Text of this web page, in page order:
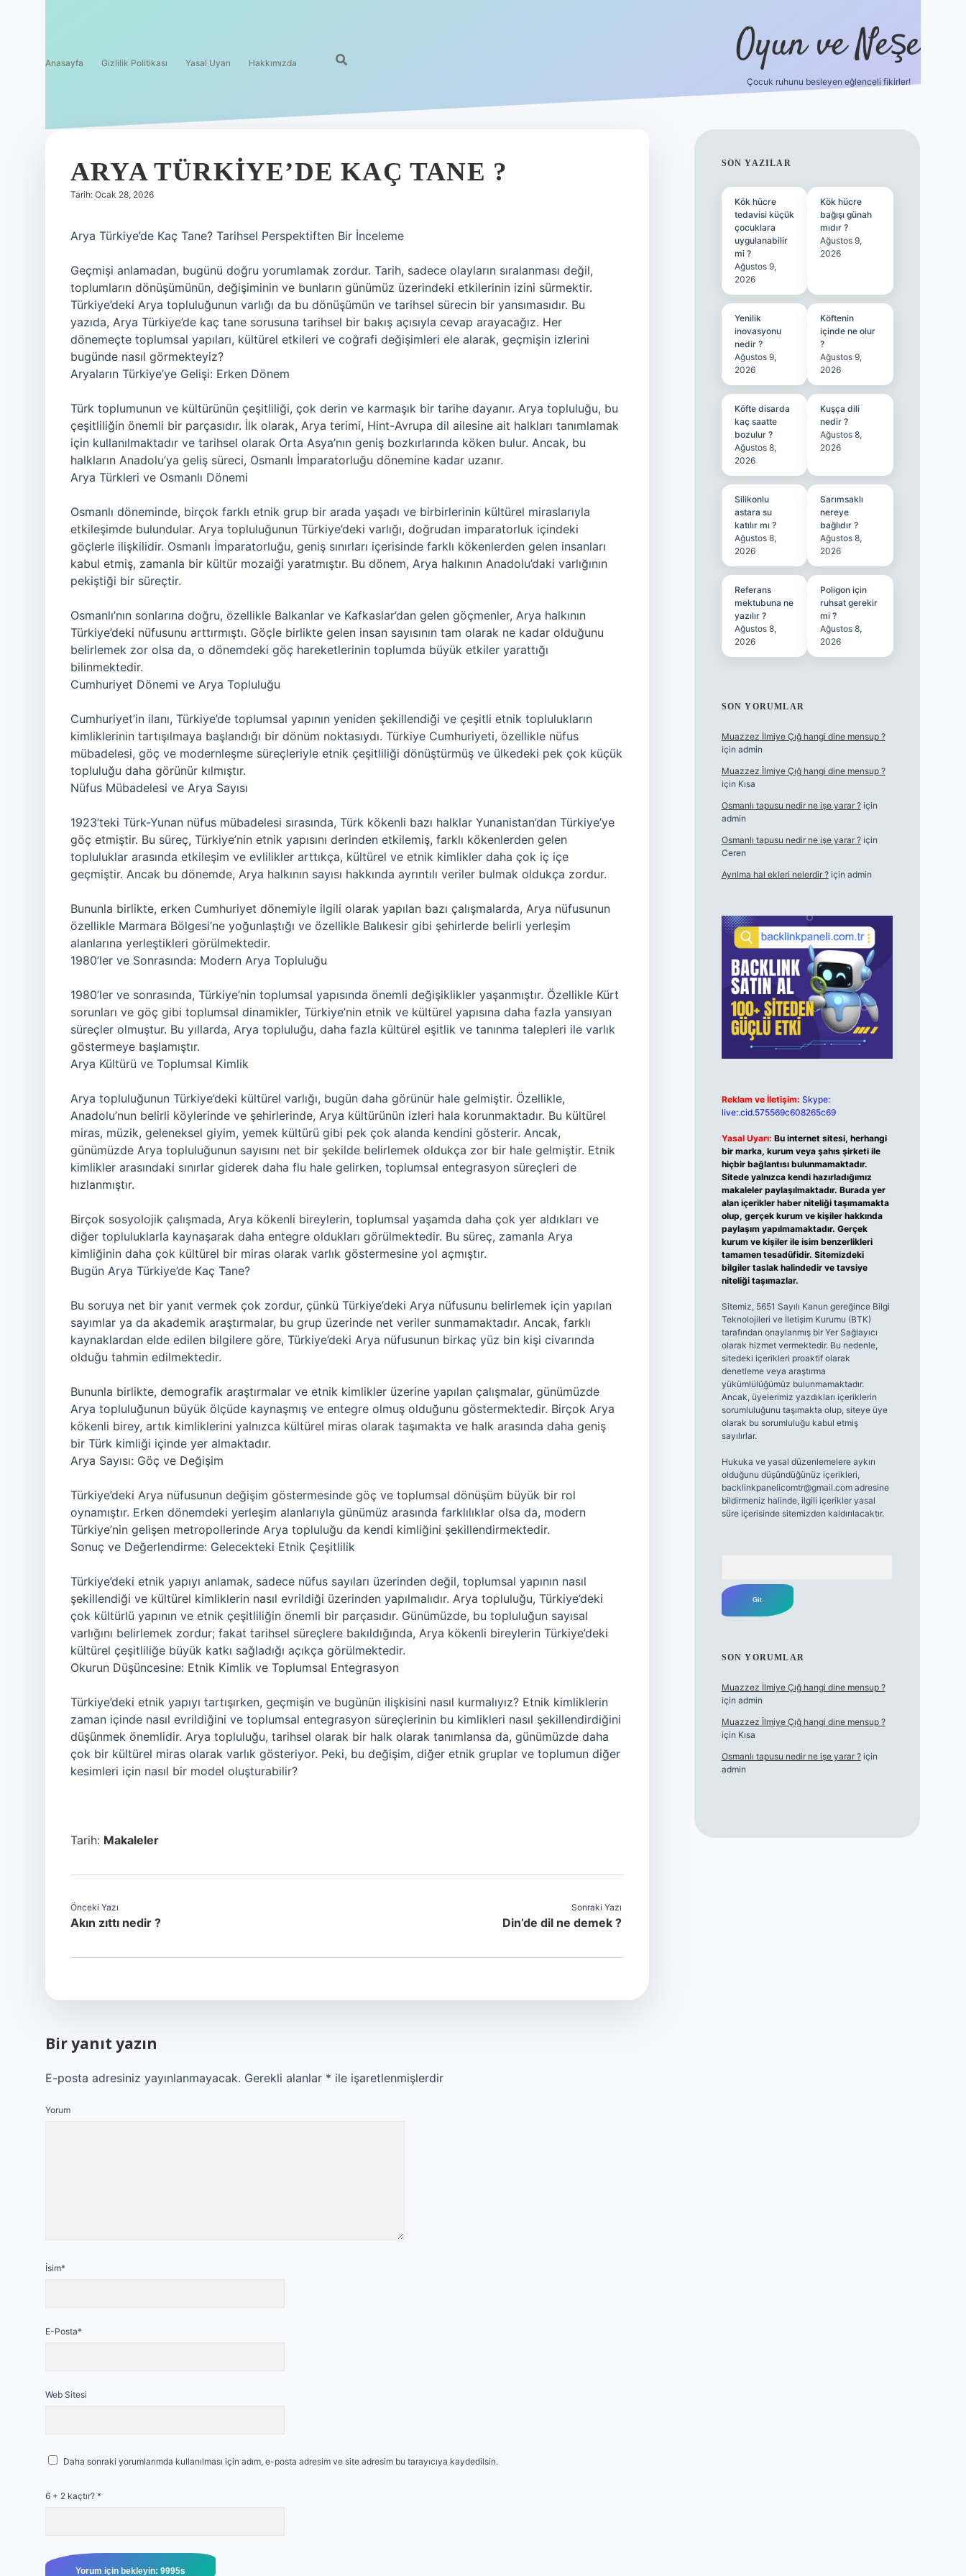
Anasayfa Gizlilik Politikası Yasal Uyarı Hakkımızda Oyun ve Neşe
Çocuk ruhunu besleyen eğlenceli fikirler!
ARYA TÜRKIYE’DE KAÇ TANE ?
Tarih: Ocak 28, 2026
Arya Türkiye’de Kaç Tane? Tarihsel Perspektiften Bir İnceleme
Geçmişi anlamadan, bugünü doğru yorumlamak zordur. Tarih, sadece olayların sıralanması değil,
toplumların dönüşümünün, değişiminin ve bunların günümüz üzerindeki etkilerinin izini sürmektir.
Türkiye’deki Arya topluluğunun varlığı da bu dönüşümün ve tarihsel sürecin bir yansımasıdır. Bu
yazıda, Arya Türkiye’de kaç tane sorusuna tarihsel bir bakış açısıyla cevap arayacağız. Her
dönemeçte toplumsal yapıları, kültürel etkileri ve coğrafi değişimleri ele alarak, geçmişin izlerini
bugünde nasıl görmekteyiz?
Aryaların Türkiye’ye Gelişi: Erken Dönem
Türk toplumunun ve kültürünün çeşitliliği, çok derin ve karmaşık bir tarihe dayanır. Arya topluluğu, bu
çeşitliliğin önemli bir parçasıdır. İlk olarak, Arya terimi, Hint-Avrupa dil ailesine ait halkları tanımlamak
için kullanılmaktadır ve tarihsel olarak Orta Asya’nın geniş bozkırlarında köken bulur. Ancak, bu
halkların Anadolu’ya geliş süreci, Osmanlı İmparatorluğu dönemine kadar uzanır.
Arya Türkleri ve Osmanlı Dönemi
Osmanlı döneminde, birçok farklı etnik grup bir arada yaşadı ve birbirlerinin kültürel miraslarıyla
etkileşimde bulundular. Arya topluluğunun Türkiye’deki varlığı, doğrudan imparatorluk içindeki
göçlerle ilişkilidir. Osmanlı İmparatorluğu, geniş sınırları içerisinde farklı kökenlerden gelen insanları
kabul etmiş, zamanla bir kültür mozaiği yaratmıştır. Bu dönem, Arya halkının Anadolu’daki varlığının
pekiştiği bir süreçtir.
Osmanlı’nın sonlarına doğru, özellikle Balkanlar ve Kafkaslar’dan gelen göçmenler, Arya halkının
Türkiye’deki nüfusunu arttırmıştı. Göçle birlikte gelen insan sayısının tam olarak ne kadar olduğunu
belirlemek zor olsa da, o dönemdeki göç hareketlerinin toplumda büyük etkiler yarattığı
bilinmektedir.
Cumhuriyet Dönemi ve Arya Topluluğu
Cumhuriyet’in ilanı, Türkiye’de toplumsal yapının yeniden şekillendiği ve çeşitli etnik toplulukların
kimliklerinin tartışılmaya başlandığı bir dönüm noktasıydı. Türkiye Cumhuriyeti, özellikle nüfus
mübadelesi, göç ve modernleşme süreçleriyle etnik çeşitliliği dönüştürmüş ve ülkedeki pek çok küçük
topluluğu daha görünür kılmıştır.
Nüfus Mübadelesi ve Arya Sayısı
1923’teki Türk-Yunan nüfus mübadelesi sırasında, Türk kökenli bazı halklar Yunanistan’dan Türkiye’ye
göç etmiştir. Bu süreç, Türkiye’nin etnik yapısını derinden etkilemiş, farklı kökenlerden gelen
topluluklar arasında etkileşim ve evlilikler arttıkça, kültürel ve etnik kimlikler daha çok iç içe
geçmiştir. Ancak bu dönemde, Arya halkının sayısı hakkında ayrıntılı veriler bulmak oldukça zordur.
Bununla birlikte, erken Cumhuriyet dönemiyle ilgili olarak yapılan bazı çalışmalarda, Arya nüfusunun
özellikle Marmara Bölgesi’ne yoğunlaştığı ve özellikle Balıkesir gibi şehirlerde belirli yerleşim
alanlarına yerleştikleri görülmektedir.
1980’ler ve Sonrasında: Modern Arya Topluluğu
1980’ler ve sonrasında, Türkiye’nin toplumsal yapısında önemli değişiklikler yaşanmıştır. Özellikle Kürt
sorunları ve göç gibi toplumsal dinamikler, Türkiye’nin etnik ve kültürel yapısına daha fazla yansıyan
süreçler olmuştur. Bu yıllarda, Arya topluluğu, daha fazla kültürel eşitlik ve tanınma talepleri ile varlık
göstermeye başlamıştır.
Arya Kültürü ve Toplumsal Kimlik
Arya topluluğunun Türkiye’deki kültürel varlığı, bugün daha görünür hale gelmiştir. Özellikle,
Anadolu’nun belirli köylerinde ve şehirlerinde, Arya kültürünün izleri hala korunmaktadır. Bu kültürel
miras, müzik, geleneksel giyim, yemek kültürü gibi pek çok alanda kendini gösterir. Ancak,
günümüzde Arya topluluğunun sayısını net bir şekilde belirlemek oldukça zor bir hale gelmiştir. Etnik
kimlikler arasındaki sınırlar giderek daha flu hale gelirken, toplumsal entegrasyon süreçleri de
hızlanmıştır.
Birçok sosyolojik çalışmada, Arya kökenli bireylerin, toplumsal yaşamda daha çok yer aldıkları ve
diğer topluluklarla kaynaşarak daha entegre oldukları görülmektedir. Bu süreç, zamanla Arya
kimliğinin daha çok kültürel bir miras olarak varlık göstermesine yol açmıştır.
Bugün Arya Türkiye’de Kaç Tane?
Bu soruya net bir yanıt vermek çok zordur, çünkü Türkiye’deki Arya nüfusunu belirlemek için yapılan
sayımlar ya da akademik araştırmalar, bu grup üzerinde net veriler sunmamaktadır. Ancak, farklı
kaynaklardan elde edilen bilgilere göre, Türkiye’deki Arya nüfusunun birkaç yüz bin kişi civarında
olduğu tahmin edilmektedir.
Bununla birlikte, demografik araştırmalar ve etnik kimlikler üzerine yapılan çalışmalar, günümüzde
Arya topluluğunun büyük ölçüde kaynaşmış ve entegre olmuş olduğunu göstermektedir. Birçok Arya
kökenli birey, artık kimliklerini yalnızca kültürel miras olarak taşımakta ve halk arasında daha geniş
bir Türk kimliği içinde yer almaktadır.
Arya Sayısı: Göç ve Değişim
Türkiye’deki Arya nüfusunun değişim göstermesinde göç ve toplumsal dönüşüm büyük bir rol
oynamıştır. Erken dönemdeki yerleşim alanlarıyla günümüz arasında farklılıklar olsa da, modern
Türkiye’nin gelişen metropollerinde Arya topluluğu da kendi kimliğini şekillendirmektedir.
Sonuç ve Değerlendirme: Gelecekteki Etnik Çeşitlilik
Türkiye’deki etnik yapıyı anlamak, sadece nüfus sayıları üzerinden değil, toplumsal yapının nasıl
şekillendiği ve kültürel kimliklerin nasıl evrildiği üzerinden yapılmalıdır. Arya topluluğu, Türkiye’deki
çok kültürlü yapının ve etnik çeşitliliğin önemli bir parçasıdır. Günümüzde, bu topluluğun sayısal
varlığını belirlemek zordur; fakat tarihsel süreçlere bakıldığında, Arya kökenli bireylerin Türkiye’deki
kültürel çeşitliliğe büyük katkı sağladığı açıkça görülmektedir.
Okurun Düşüncesine: Etnik Kimlik ve Toplumsal Entegrasyon
Türkiye’deki etnik yapıyı tartışırken, geçmişin ve bugünün ilişkisini nasıl kurmalıyız? Etnik kimliklerin
zaman içinde nasıl evrildiğini ve toplumsal entegrasyon süreçlerinin bu kimlikleri nasıl şekillendirdiğini
düşünmek önemlidir. Arya topluluğu, tarihsel olarak bir halk olarak tanımlansa da, günümüzde daha
çok bir kültürel miras olarak varlık gösteriyor. Peki, bu değişim, diğer etnik gruplar ve toplumun diğer
kesimleri için nasıl bir model oluşturabilir?
Tarih: Makaleler
Önceki Yazı
Akın zıttı nedir ?
Sonraki Yazı
Din’de dil ne demek ?
Bir yanıt yazın
E-posta adresiniz yayınlanmayacak. Gerekli alanlar * ile işaretlenmişlerdir
Yorum
İsim*
E-Posta*
Web Sitesi
Daha sonraki yorumlarımda kullanılması için adım, e-posta adresim ve site adresim bu tarayıcıya kaydedilsin.
6 + 2 kaçtır? *
SIDEBAR
SON YAZILAR
Kök hücre
tedavisi küçük
çocuklara
uygulanabilir
mi ?
Ağustos 9,
2026
Kök hücre
bağışı günah
mıdır ?
Ağustos 9,
2026
Yenilik
inovasyonu
nedir ?
Ağustos 9,
2026
Köftenin
içinde ne olur
?
Ağustos 9,
2026
Köfte disarda
kaç saatte
bozulur ?
Ağustos 8,
2026
Kuşça dili
nedir ?
Ağustos 8,
2026
Silikonlu
astara su
katılır mı ?
Ağustos 8,
2026
Sarımsaklı
nereye
bağlıdır ?
Ağustos 8,
2026
Referans
mektubuna ne
yazılır ?
Ağustos 8,
2026
Poligon için
ruhsat gerekir
mi ?
Ağustos 8,
2026
SON YORUMLAR
Muazzez İlmiye Çığ hangi dine mensup ?
için admin
Muazzez İlmiye Çığ hangi dine mensup ?
için Kısa
Osmanlı tapusu nedir ne işe yarar ?için
admin
Osmanlı tapusu nedir ne işe yarar ?için
Ceren
Ayrılma hal ekleri nelerdir ?için admin
Reklam ve İletişim: Skype:
live:.cid.575569c608265c69
Yasal Uyarı: Bu internet sitesi, herhangi
bir marka, kurum veya şahıs şirketi ile
hiçbir bağlantısı bulunmamaktadır.
Sitede yalnızca kendi hazırladığımız
makaleler paylaşılmaktadır. Burada yer
alan içerikler haber niteliği taşımamakta
olup, gerçek kurum ve kişiler hakkında
paylaşım yapılmamaktadır. Gerçek
kurum ve kişiler ile isim benzerlikleri
tamamen tesadüfidir. Sitemizdeki
bilgiler taslak halindedir ve tavsiye
niteliği taşımazlar.
Sitemiz, 5651 Sayılı Kanun gereğince Bilgi
Teknolojileri ve İletişim Kurumu (BTK)
tarafından onaylanmış bir Yer Sağlayıcı
olarak hizmet vermektedir. Bu nedenle,
sitedeki içerikleri proaktif olarak
denetleme veya araştırma
yükümlülüğümüz bulunmamaktadır.
Ancak, üyelerimiz yazdıkları içeriklerin
sorumluluğunu taşımakta olup, siteye üye
olarak bu sorumluluğu kabul etmiş
sayılırlar.
Hukuka ve yasal düzenlemelere aykırı
olduğunu düşündüğünüz içerikleri,
backlinkpanelicomtr@gmail.comadresine
bildirmeniz halinde, ilgili içerikler yasal
süre içerisinde sitemizden kaldırılacaktır.
SON YORUMLAR
Muazzez İlmiye Çığ hangi dine mensup ?
için admin
Muazzez İlmiye Çığ hangi dine mensup ?
için Kısa
Osmanlı tapusu nedir ne işe yarar ?için
admin
vdcasino güncel giriş ilbet yeni giriş